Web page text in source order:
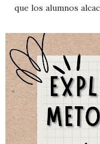
que los alumnos